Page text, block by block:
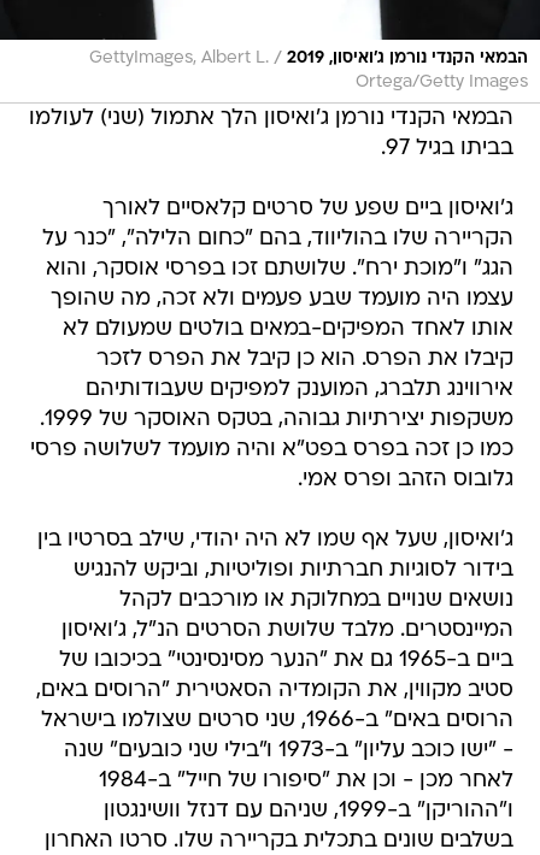
הבמאי הקנדי נורמן ג'ואיסון, 2019 /
GettyImages, Albert L.
Ortega/Getty Images
הבמאי הקנדי נורמן ג'ואיסון הלך אתמול (שני) לעולמו
בביתו בגיל 97.
ג'ואיסון ביים שפע של סרטים קלאסיים לאורך
הקריירה שלו בהוליווד, בהם "כחום הלילה", "כנר על
הגג" ו"מוכת ירח". שלושתם זכו בפרסי אוסקר, והוא
עצמו היה מועמד שבע פעמים ולא זכה, מה שהופך
אותו לאחד המפיקים-במאים בולטים שמעולם לא
קיבלו את הפרס. הוא כן קיבל את הפרס לזכר
אירווינג תלברג, המוענק למפיקים שעבודותיהם
משקפות יצירתיות גבוהה, בטקס האוסקר של 1999.
כמו כן זכה בפרס בפט"א והיה מועמד לשלושה פרסי
גלובוס הזהב ופרס אמי.
ג'ואיסון, שעל אף שמו לא היה יהודי, שילב בסרטיו בין
בידור לסוגיות חברתיות ופוליטיות, וביקש להנגיש
נושאים שנויים במחלוקת או מורכבים לקהל
המיינסטרים. מלבד שלושת הסרטים הנ"ל, ג'ואיסון
ביים ב-1965 גם את "הנער מסינסינטי" בכיכובו של
סטיב מקווין, את הקומדיה הסאטירית "הרוסים באים,
הרוסים באים" ב-1966, שני סרטים שצולמו בישראל
- "ישו כוכב עליון" ב-1973 ו"בילי שני כובעים" שנה
לאחר מכן - וכן את "סיפורו של חייל" ב-1984
ו"ההוריקן" ב-1999, שניהם עם דנזל וושינגטון
בשלבים שונים בתכלית בקריירה שלו. סרטו האחרון